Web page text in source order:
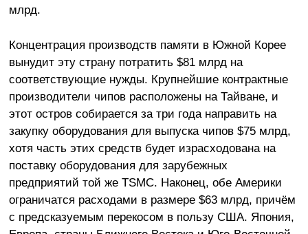
млрд.
Концентрация производств памяти в Южной Корее
вынудит эту страну потратить $81 млрд на
соответствующие нужды. Крупнейшие контрактные
производители чипов расположены на Тайване, и
этот остров собирается за три года направить на
закупку оборудования для выпуска чипов $75 млрд,
хотя часть этих средств будет израсходована на
поставку оборудования для зарубежных
предприятий той же TSMC. Наконец, обе Америки
ограничатся расходами в размере $63 млрд, причём
с предсказуемым перекосом в пользу США. Япония,